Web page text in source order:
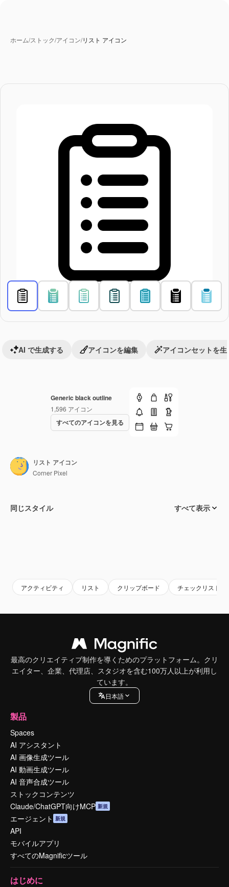
ホーム/ストック/アイコン/リスト アイコン
Generic black outline
1,596 アイコン
すべてのアイコンを見る
AI で生成する アイコンを編集 アイコンセットを生
リスト アイコン
Corner Pixel
同じスタイル すべて表示
アクティビティ リスト クリップボード チェックリスト
最高のクリエイティブ制作を導くためのプラットフォーム。クリ
エイター、企業、代理店、スタジオを含む100万人以上が利用し
ています。
日本語
製品
Spaces
AI アシスタント
AI 画像生成ツール
AI 動画生成ツール
AI 音声合成ツール
ストックコンテンツ
Claude/ChatGPT向けMCP 新規
エージェント 新規
API
モバイルアプリ
すべてのMagnificツール
はじめに